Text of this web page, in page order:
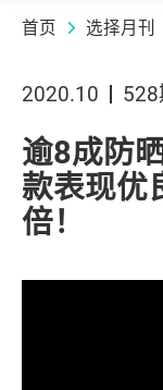
首页 选择月刊
2020.10 528
逾8成防
款表现优
倍！